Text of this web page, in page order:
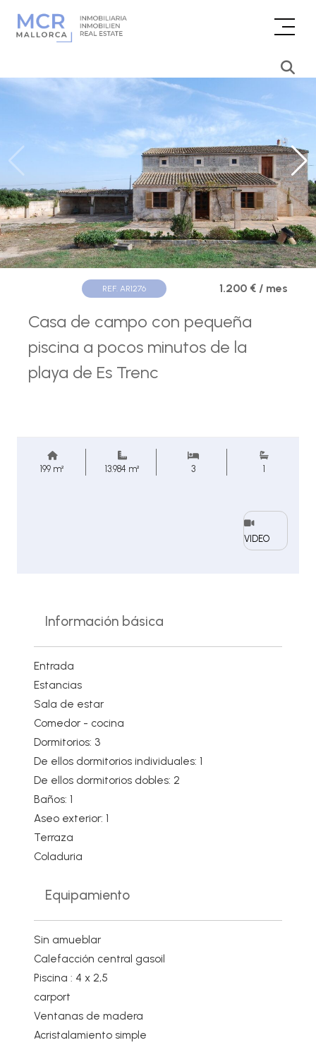
REF. AR1276 1.200 € / mes
Casa de campo con pequeña
piscina a pocos minutos de la
playa de Es Trenc
199 m² 13.984 m² 3 1
VIDEO
Información básica
Entrada
Estancias
Sala de estar
Comedor - cocina
Dormitorios: 3
De ellos dormitorios individuales: 1
De ellos dormitorios dobles: 2
Baños: 1
Aseo exterior: 1
Terraza
Coladuria
Equipamiento
Sin amueblar
Calefacción central gasoil
Piscina : 4 x 2,5
carport
Ventanas de madera
Acristalamiento simple